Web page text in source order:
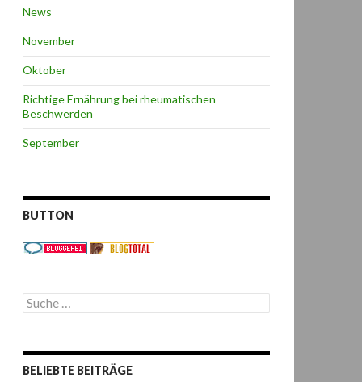
News
November
Oktober
Richtige Ernährung bei rheumatischen
Beschwerden
September
BUTTON
S
u
e
n
BELIEBTE BEITRÄGE